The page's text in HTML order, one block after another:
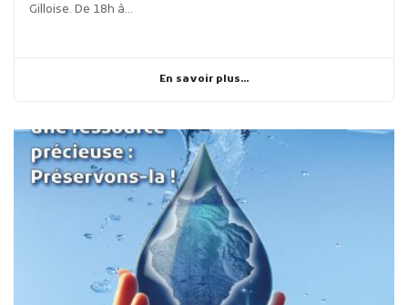
Gilloise. De 18h à...
En savoir plus...